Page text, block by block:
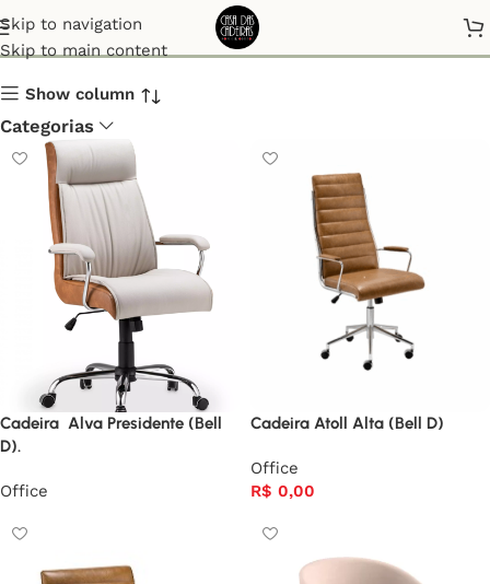
Skip to navigation
Skip to main content
Office
Show column
Categorias
Cadeira Alva Presidente (Bell
D).
Office
Cadeira Atoll Alta (Bell D)
Office
R$ 0,00